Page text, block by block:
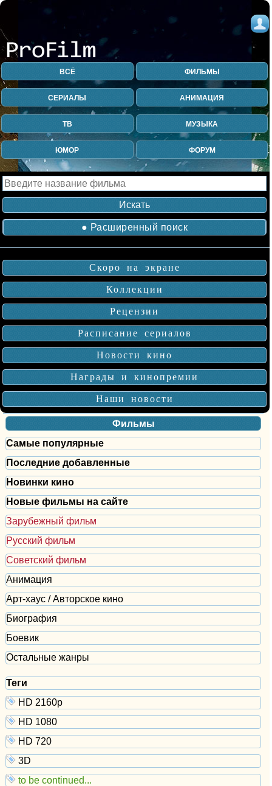
ВСЁ ФИЛЬМЫ
СЕРИАЛЫ АНИМАЦИЯ
ТВ МУЗЫКА
ЮМОР ФОРУМ
● Расширенный поиск
Скоро на экране
Коллекции
Рецензии
Расписание сериалов
Новости кино
Награды и кинопремии
Наши новости
Фильмы
Самые популярные
Последние добавленные
Новинки кино
Новые фильмы на сайте
Зарубежный фильм
Русский фильм
Советский фильм
Анимация
Арт-хаус / Авторское кино
Биография
Боевик
Остальные жанры
Теги
HD 2160р
HD 1080
HD 720
3D
to be continued...